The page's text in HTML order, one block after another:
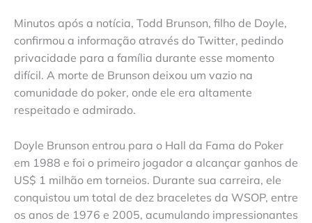
Minutos após a notícia, Todd Brunson, filho de Doyle,
confirmou a informação através do Twitter, pedindo
privacidade para a família durante esse momento
difícil. A morte de Brunson deixou um vazio na
comunidade do poker, onde ele era altamente
respeitado e admirado.
Doyle Brunson entrou para o Hall da Fama do Poker
em 1988 e foi o primeiro jogador a alcançar ganhos de
US$ 1 milhão em torneios. Durante sua carreira, ele
conquistou um total de dez braceletes da WSOP, entre
os anos de 1976 e 2005, acumulando impressionantes